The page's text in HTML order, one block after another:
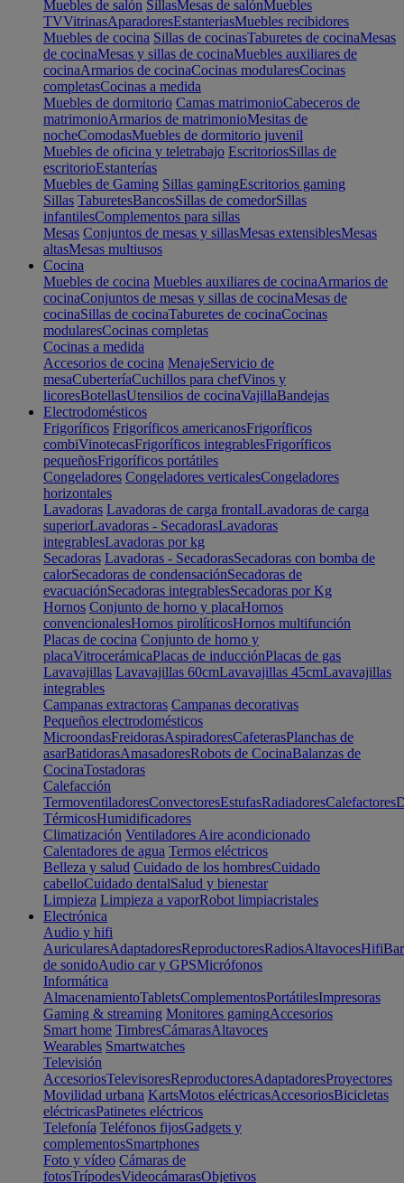
Muebles de salón SillasMesas de salónMuebles
TVVitrinasAparadoresEstanteriasMuebles recibidores
Muebles de cocina Sillas de cocinasTaburetes de cocinaMesas
de cocinaMesas y sillas de cocinaMuebles auxiliares de
cocinaArmarios de cocinaCocinas modularesCocinas
completasCocinas a medida
Muebles de dormitorio Camas matrimonioCabeceros de
matrimonioArmarios de matrimonioMesitas de
nocheComodasMuebles de dormitorio juvenil
Muebles de oficina y teletrabajo EscritoriosSillas de
escritorioEstanterías
Muebles de Gaming Sillas gamingEscritorios gaming
Sillas TaburetesBancosSillas de comedorSillas
infantilesComplementos para sillas
Mesas Conjuntos de mesas y sillasMesas extensiblesMesas
altasMesas multiusos
Cocina
Muebles de cocina Muebles auxiliares de cocinaArmarios de
cocinaConjuntos de mesas y sillas de cocinaMesas de
cocinaSillas de cocinaTaburetes de cocinaCocinas
modularesCocinas completas
Cocinas a medida
Accesorios de cocina MenajeServicio de
mesaCuberteríaCuchillos para chefVinos y
licoresBotellasUtensilios de cocinaVajillaBandejas
Electrodomésticos
Frigoríficos Frigoríficos americanosFrigoríficos
combiVinotecasFrigoríficos integrablesFrigoríficos
pequeñosFrigoríficos portátiles
Congeladores Congeladores verticalesCongeladores
horizontales
Lavadoras Lavadoras de carga frontalLavadoras de carga
superiorLavadoras - SecadorasLavadoras
integrablesLavadoras por kg
Secadoras Lavadoras - SecadorasSecadoras con bomba de
calorSecadoras de condensaciónSecadoras de
evacuaciónSecadoras integrablesSecadoras por Kg
Hornos Conjunto de horno y placaHornos
convencionalesHornos pirolíticosHornos multifunción
Placas de cocina Conjunto de horno y
placaVitrocerámicaPlacas de inducciónPlacas de gas
Lavavajillas Lavavajillas 60cmLavavajillas 45cmLavavajillas
integrables
Campanas extractoras Campanas decorativas
Pequeños electrodomésticos
MicroondasFreidorasAspiradoresCafeterasPlanchas de
asarBatidorasAmasadoresRobots de CocinaBalanzas de
CocinaTostadoras
Calefacción
TermoventiladoresConvectoresEstufasRadiadoresCalefactores
TérmicosHumidificadores
Climatización Ventiladores Aire acondicionado
Calentadores de agua Termos eléctricos
Belleza y salud Cuidado de los hombresCuidado
cabelloCuidado dentalSalud y bienestar
Limpieza Limpieza a vaporRobot limpiacristales
Electrónica
Audio y hifi
AuricularesAdaptadoresReproductoresRadiosAltavocesHifi
de sonidoAudio car y GPSMicrófonos
Informática
AlmacenamientoTabletsComplementosPortátilesImpresoras
Gaming & streaming Monitores gamingAccesorios
Smart home TimbresCámarasAltavoces
Wearables Smartwatches
Televisión
AccesoriosTelevisoresReproductoresAdaptadoresProyectores
Movilidad urbana KartsMotos eléctricasAccesoriosBicicletas
eléctricasPatinetes eléctricos
Telefonía Teléfonos fijosGadgets y
complementosSmartphones
Foto y vídeo Cámaras de
fotosTrípodesVideocámarasObjetivos